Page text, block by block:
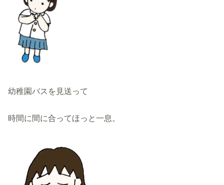
幼稚園バスを見送って
時間に間に合ってほっと一息。